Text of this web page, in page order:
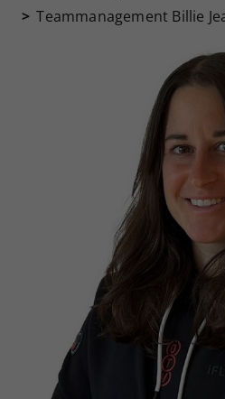
Teammanagement Billie